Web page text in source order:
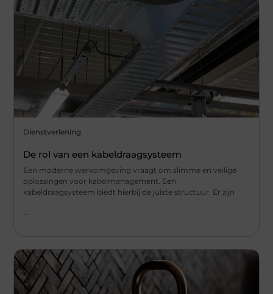
Dienstverlening
De rol van een kabeldraagsysteem
Een moderne werkomgeving vraagt om slimme en veilige
oplossingen voor kabelmanagement. Een
kabeldraagsysteem biedt hierbij de juiste structuur. Er zijn